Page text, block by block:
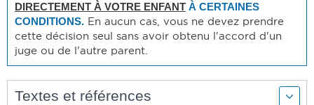
DIRECTEMENT À VOTRE ENFANT À CERTAINES
CONDITIONS. En aucun cas, vous ne devez prendre
cette décision seul sans avoir obtenu l'accord d'un
juge ou de l'autre parent.
Textes et références